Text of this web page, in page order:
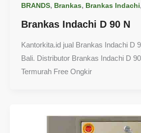
BRANDS, Brankas, Brankas Indachi,
Brankas Indachi D 90 N
Kantorkita.id jual Brankas Indachi D
Bali. Distributor Brankas Indachi D
Termurah Free Ongkir